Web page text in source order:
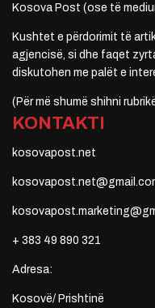
Kosova Post (ose të
Kushtet e përdorimit të
agjencisë, si dhe faqet
diskutohen me palët e
(Për më shumë shihni
KONTAKTI
kosovapost.net
+ 383 49 890 321
Adresa:
Kosovë/ Prishtinë